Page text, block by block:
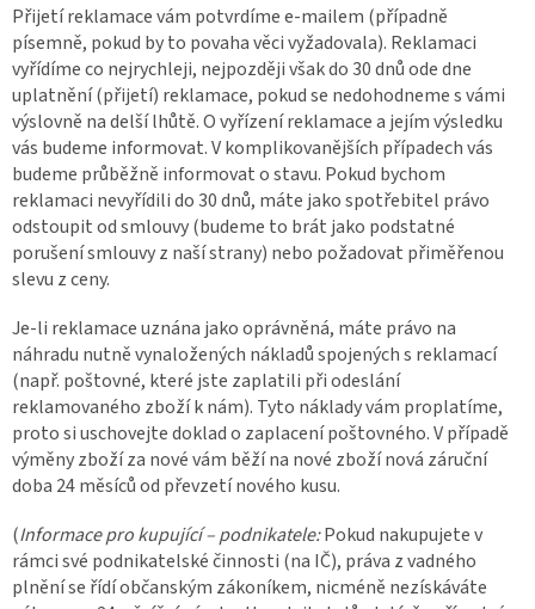
Přijetí reklamace vám potvrdíme e-mailem (případně
písemně, pokud by to povaha věci vyžadovala). Reklamaci
vyřídíme co nejrychleji, nejpozději však do 30 dnů ode dne
uplatnění (přijetí) reklamace, pokud se nedohodneme s vámi
výslovně na delší lhůtě. O vyřízení reklamace a jejím výsledku
vás budeme informovat. V kompliko­vanějších případech vás
budeme průběžně informovat o stavu. Pokud bychom
reklamaci nevyřídili do 30 dnů, máte jako spotřebitel právo
odstoupit od smlouvy (budeme to brát jako podstatné
porušení smlouvy z naší strany) nebo požadovat přiměřenou
slevu z ceny.
Je-li reklamace uznána jako oprávněná, máte právo na
náhradu nutně vynaložených nákladů spojených s reklamací
(např. poštovné, které jste zaplatili při odeslání
reklamovaného zboží k nám). Tyto náklady vám proplatíme,
proto si uschovejte doklad o zaplacení poštovného. V případě
výměny zboží za nové vám běží na nové zboží nová záruční
doba 24 měsíců od převzetí nového kusu.
(Informace pro kupující – podnikatele:Pokud nakupujete v
rámci své podnikatelské činnosti (na IČ), práva z vadného
plnění se řídí občanským zákoníkem, nicméně nezískáváte